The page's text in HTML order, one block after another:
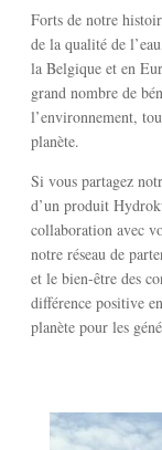
Forts de notre
de la qualité de
la Belgique et en
grand nombre de
l’environnement,
planète.
Si vous partagez
d’un produit
collaboration avec
notre réseau de
et le bien-être des
différence positive
planète pour les